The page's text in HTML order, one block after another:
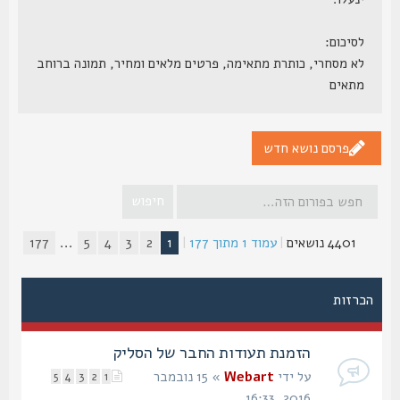
לסיכום:
לא מסחרי, כותרת מתאימה, פרטים מלאים ומחיר, תמונה ברוחב
מתאים
פרסם נושא חדש
|עמוד1מתוך177
|
1
5
...
177
הכרזות
הזמנת תעודות החבר של הסליק
2
3
4
5 על ידיWebart
» 15 נובמבר